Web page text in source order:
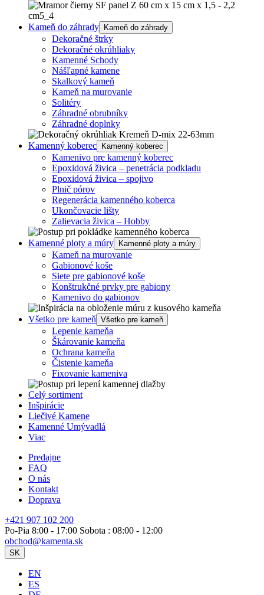
Kameň do záhrady Kameň do záhrady
Dekoračné štrky
Dekoračné okrúhliaky
Kamenné Schody
Nášľapné kamene
Skalkový kameň
Kameň na murovanie
Solitéry
Záhradné obrubníky
Záhradné doplnky
Kamenný koberec Kamenný koberec
Kamenivo pre kamenný koberec
Epoxidová živica – penetrácia podkladu
Epoxidová živica – spojivo
Plnič pórov
Regenerácia kamenného koberca
Ukončovacie lišty
Zalievacia živica – Hobby
Kamenné ploty a múry Kamenné ploty a múry
Kameň na murovanie
Gabionové koše
Siete pre gabionové koše
Konštrukčné prvky pre gabiony
Kamenivo do gabionov
Všetko pre kameň Všetko pre kameň
Lepenie kameňa
Škárovanie kameňa
Ochrana kameňa
Čistenie kameňa
Fixovanie kameniva
Celý sortiment
Inšpirácie
Liečivé Kamene
Kamenné Umývadlá
Viac
Predajne
FAQ
O nás
Kontakt
Doprava
+421 907 102 200
Po-Pia 8:00 - 17:00 Sobota : 08:00 - 12:00
obchod@kamenta.sk
SK
EN
ES